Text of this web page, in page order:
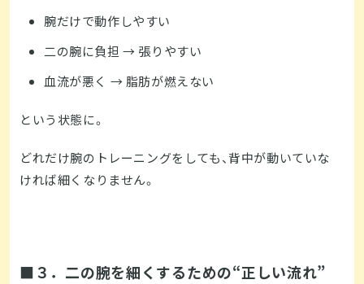
腕だけで動作しやすい
二の腕に負担 → 張りやすい
血流が悪く → 脂肪が燃えない
という状態に。
どれだけ腕のトレーニングをしても、背中が動いていな
ければ細くなりません。
■３．二の腕を細くするための“正しい流れ”